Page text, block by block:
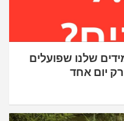
2.59%. התלמידים שלנו שפועלים